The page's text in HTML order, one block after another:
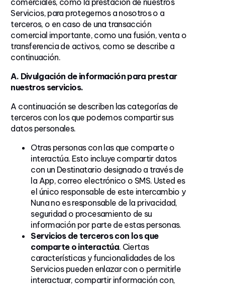
Servicios, para protegernos a nosotros o a
terceros, o en caso de una transacción
comercial importante, como una fusión, venta o
transferencia de activos, como se describe a
continuación.
A. Divulgación de información para prestar
nuestros servicios.
A continuación se describen las categorías de
terceros con los que podemos compartir sus
datos personales.
Otras personas con las que comparte o
interactúa. Esto incluye compartir datos
con un Destinatario designado a través de
la App, correo electrónico o SMS. Usted es
el único responsable de este intercambio y
Nuna no es responsable de la privacidad,
seguridad o procesamiento de su
información por parte de estas personas.
Servicios de terceros con los que
comparte o interactúa. Ciertas
características y funcionalidades de los
Servicios pueden enlazar con o permitirle
interactuar, compartir información con,